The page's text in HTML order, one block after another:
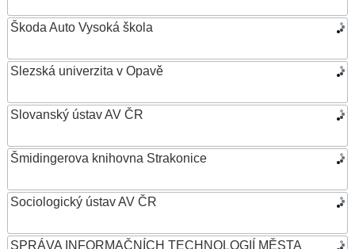
Škoda Auto Vysoká škola
Slezská univerzita v Opavě
Slovanský ústav AV ČR
Šmidingerova knihovna Strakonice
Sociologický ústav AV ČR
SPRÁVA INFORMAČNÍCH TECHNOLOGIÍ MĚSTA